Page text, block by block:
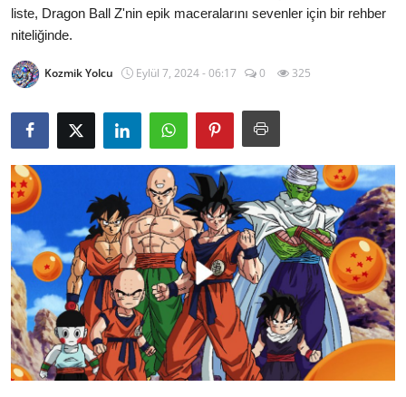
Anime Karakterleri
Anime
Testler
liste, Dragon Ball Z'nin epik maceralarını sevenler için bir rehber
niteliğinde.
Kozmik Yolcu Eylül 7, 2024 - 06:17 0 325